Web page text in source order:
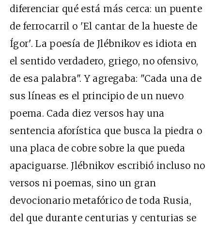
diferenciar qué está más cerca: un puente
de ferrocarril o 'El cantar de la hueste de
Ígor'. La poesía de Jlébnikov es idiota en
el sentido verdadero, griego, no ofensivo,
de esa palabra". Y agregaba: "Cada una de
sus líneas es el principio de un nuevo
poema. Cada diez versos hay una
sentencia aforística que busca la piedra o
una placa de cobre sobre la que pueda
apaciguarse. Jlébnikov escribió incluso no
versos ni poemas, sino un gran
devocionario metafórico de toda Rusia,
del que durante centurias y centurias se